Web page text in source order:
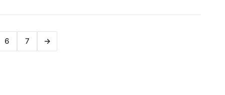
Opcje
6 7 →